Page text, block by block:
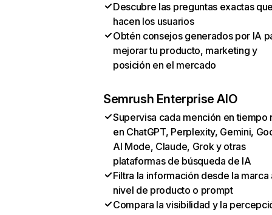
Descubre las preguntas exactas
hacen los usuarios
Obtén consejos generados por IA
mejorar tu producto, marketing y
posición en el mercado
Semrush Enterprise AIO
Supervisa cada mención en tiempo
en ChatGPT, Perplexity, Gemini,
AI Mode, Claude, Grok y otras
plataformas de búsqueda de IA
Filtra la información desde la marca
nivel de producto o prompt
Compara la visibilidad y la